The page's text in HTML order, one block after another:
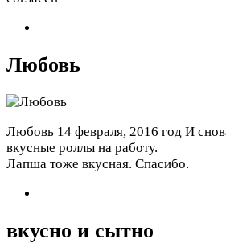
Любовь
Любовь 14 февраля, 2016 год И
вкусные роллы на работу.
Лапша тоже вкусная. Спасибо.
вкусно и сытно